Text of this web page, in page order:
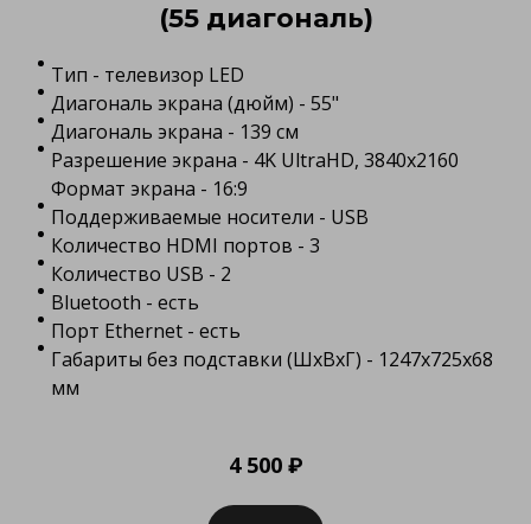
(55 диагональ)
Тип - телевизор LED
Диагональ экрана (дюйм) - 55"
Диагональ экрана - 139 см
Разрешение экрана - 4K UltraHD, 3840x2160
Формат экрана - 16:9
Поддерживаемые носители - USB
Количество HDMI портов - 3
Количество USB - 2
Bluetooth - есть
Порт Ethernet - есть
Габариты без подставки (ШxBxГ) - 1247х725х68
мм
4 500 ₽